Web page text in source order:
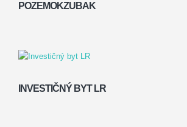
POZEMOKZUBAK
INVESTIČNÝ BYT LR